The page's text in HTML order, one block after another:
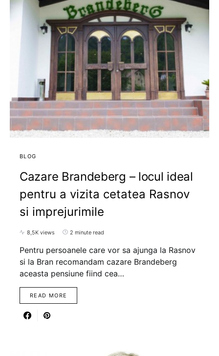
BLOG
Cazare Brandeberg – locul ideal
pentru a vizita cetatea Rasnov
si imprejurimile
8,5K views 2 minute read
Pentru persoanele care vor sa ajunga la Rasnov
si la Bran recomandam cazare Brandeberg
aceasta pensiune fiind cea…
READ MORE